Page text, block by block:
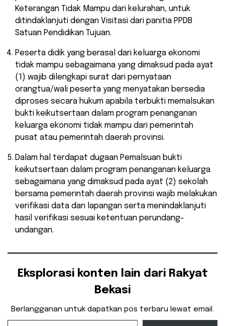
Keterangan Tidak Mampu dari kelurahan, untuk
ditindaklanjuti dengan Visitasi dari panitia PPDB
Satuan Pendidikan Tujuan.
Peserta didik yang berasal dari keluarga ekonomi
tidak mampu sebagaimana yang dimaksud pada ayat
(1) wajib dilengkapi surat dari pernyataan
orangtua/wali peserta yang menyatakan bersedia
diproses secara hukum apabila terbukti memalsukan
bukti keikutsertaan dalam program penanganan
keluarga ekonomi tidak mampu dari pemerintah
pusat atau pemerintah daerah provinsi.
Dalam hal terdapat dugaan Pemalsuan bukti
keikutsertaan dalam program penanganan keluarga
sebagaimana yang dimaksud pada ayat (2) sekolah
bersama pemerintah daerah provinsi wajib melakukan
verifikasi data dan lapangan serta menindaklanjuti
hasil verifikasi sesuai ketentuan perundang-
undangan.
Eksplorasi konten lain dari Rakyat
Bekasi
Berlangganan untuk dapatkan pos terbaru lewat email.
Ketikkan email Anda...